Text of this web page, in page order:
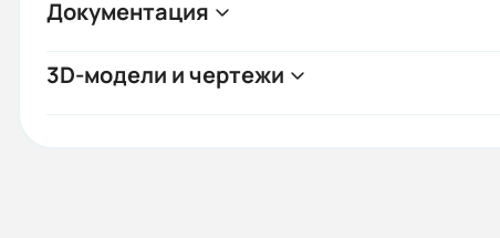
Документация
3D-модели и чертежи